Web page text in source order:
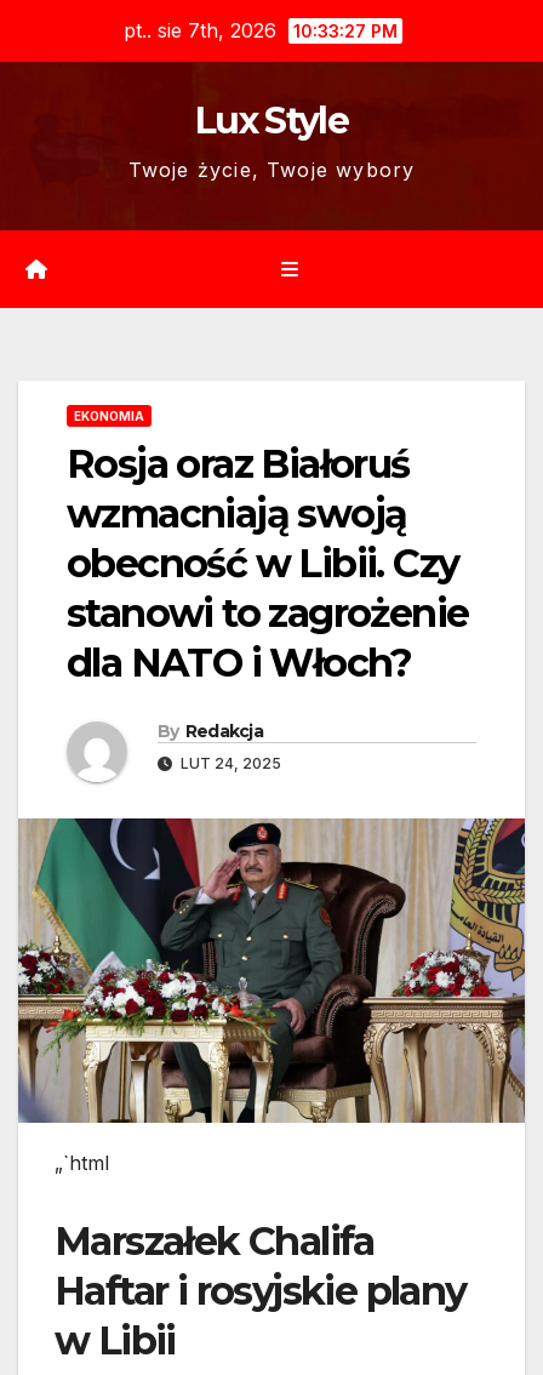
pt.. sie 7th, 2026 10:33:28 PM
Lux Style
Twoje życie, Twoje wybory
EKONOMIA
Rosja oraz Białoruś
wzmacniają swoją
obecność w Libii. Czy
stanowi to zagrożenie
dla NATO i Włoch?
By Redakcja
LUT 24, 2025
„`html
Marszałek Chalifa
Haftar i rosyjskie plany
w Libii